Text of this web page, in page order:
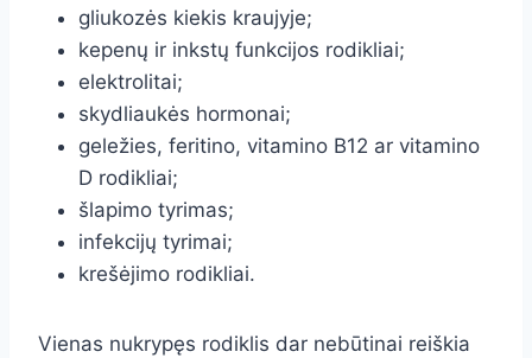
gliukozės kiekis kraujyje;
kepenų ir inkstų funkcijos rodikliai;
elektrolitai;
skydliaukės hormonai;
geležies, feritino, vitamino B12 ar vitamino
D rodikliai;
šlapimo tyrimas;
infekcijų tyrimai;
krešėjimo rodikliai.
Vienas nukrypęs rodiklis dar nebūtinai reiškia